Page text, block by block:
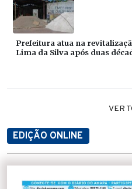
Prefeitura atua na
Lima da Silva após duas
VER
EDIÇÃO ONLINE